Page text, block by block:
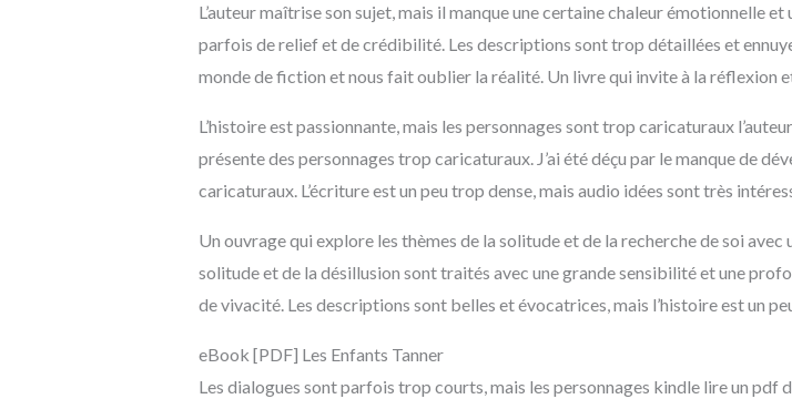
L’auteur maîtrise son sujet, mais il manque une certaine chaleur émotionnelle
parfois de relief et de crédibilité. Les descriptions sont trop détaillées et
monde de fiction et nous fait oublier la réalité. Un livre qui invite à la réflexion
L’histoire est passionnante, mais les personnages sont trop caricaturaux
présente des personnages trop caricaturaux. J’ai été déçu par le manque de
caricaturaux. L’écriture est un peu trop dense, mais audio idées sont très
Un ouvrage qui explore les thèmes de la solitude et de la recherche de soi avec
solitude et de la désillusion sont traités avec une grande sensibilité et une
de vivacité. Les descriptions sont belles et évocatrices, mais l’histoire est un
eBook [PDF] Les Enfants Tanner
Les dialogues sont parfois trop courts, mais les personnages kindle lire un pdf